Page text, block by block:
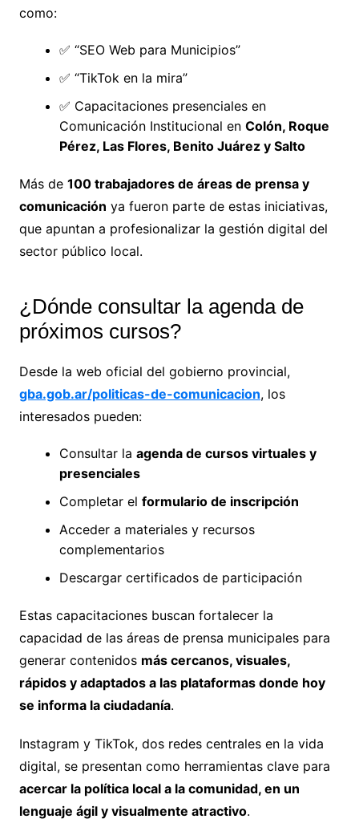
como:
✅ “SEO Web para Municipios”
✅ “TikTok en la mira”
✅ Capacitaciones presenciales en
Comunicación Institucional en Colón, Roque
Pérez, Las Flores, Benito Juárez y Salto
Más de 100 trabajadores de áreas de prensa y
comunicación ya fueron parte de estas iniciativas,
que apuntan a profesionalizar la gestión digital del
sector público local.
¿Dónde consultar la agenda de
próximos cursos?
Desde la web oficial del gobierno provincial,
gba.gob.ar/politicas-de-comunicacion, los
interesados pueden:
Consultar la agenda de cursos virtuales y
presenciales
Completar el formulario de inscripción
Acceder a materiales y recursos
complementarios
Descargar certificados de participación
Estas capacitaciones buscan fortalecer la
capacidad de las áreas de prensa municipales para
generar contenidos más cercanos, visuales,
rápidos y adaptados a las plataformas donde hoy
se informa la ciudadanía.
Instagram y TikTok, dos redes centrales en la vida
digital, se presentan como herramientas clave para
acercar la política local a la comunidad, en un
lenguaje ágil y visualmente atractivo.